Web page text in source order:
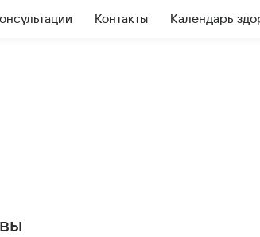
Контакты Календарь